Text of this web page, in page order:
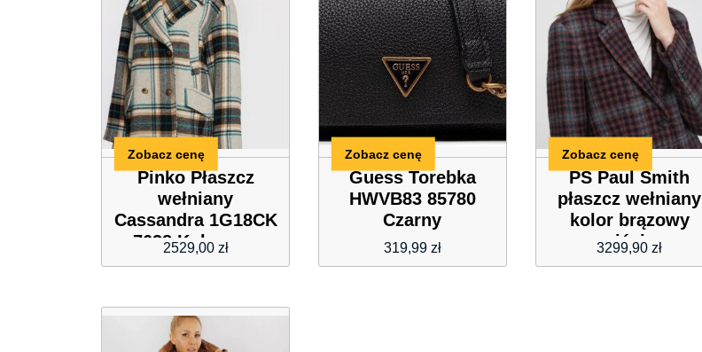
Pinko Płaszcz
wełniany
Cassandra 1G18CK
7638 Kolorowy
Regular Fit
2529,00 zł
Zobacz cenę
Guess Torebka
HWVB83 85780
Czarny
319,99 zł
Zobacz cenę
PS Paul Smith
płaszcz wełniany
kolor brązowy
przejściowy
3299,90zł
Zobacz cenę